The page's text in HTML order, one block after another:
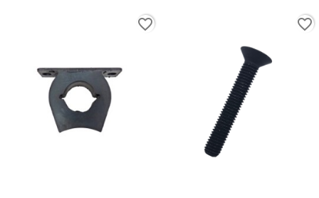
favorite_border favorite_border